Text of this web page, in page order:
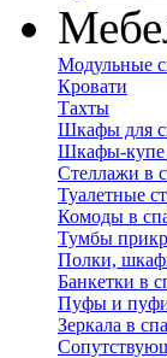
Модульные
Кровати
Тахты
Шкафы для
Шкафы-купе
Стеллажи в
Туалетные
Комоды в
Тумбы
Полки,
Банкетки в
Пуфы и
Зеркала в